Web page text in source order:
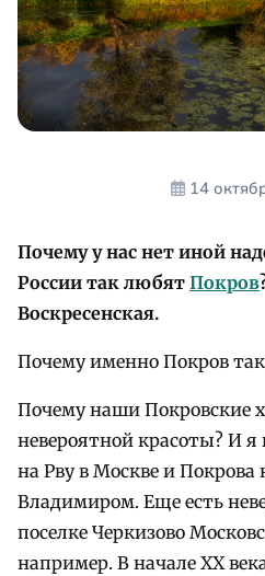
14
Почему у нас нет иной
России так любят Покров
Воскресенская.
Почему именно Покров
Почему наши Покровские
невероятной красоты? И я
на Рву в Москве и Покрова
Владимиром. Еще есть
поселке Черкизово
например. В начале XX